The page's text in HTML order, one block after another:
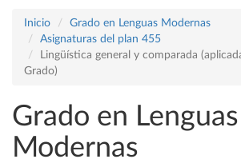
Inicio
Grado en Lenguas Modernas
Asignaturas del plan 455
Lingüística general y comparada
Grado)
Grado en Lenguas
Modernas